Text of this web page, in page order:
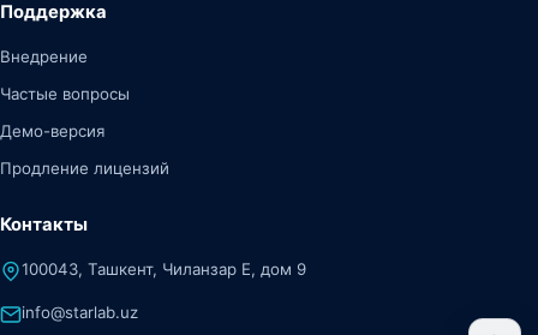
Поддержка
Внедрение
Частые вопросы
Демо-версия
Продление лицензий
Контакты
100043, Ташкент, Чиланзар Е, дом 9
info@starlab.uz